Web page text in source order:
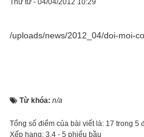
Thứ tư - 04/04/2012 10:29
/uploads/news/2012_04/doi-moi-
Từ khóa: n/a
Tổng số điểm của bài viết là: 17 trong 5
Xếp hạng: 3.4 - 5 phiếu bầu